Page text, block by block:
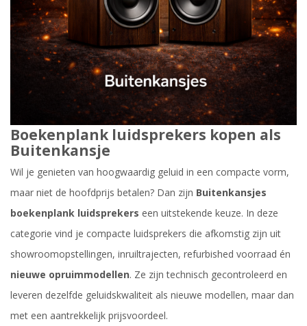
Boekenplank luidsprekers kopen als
Buitenkansje
Wil je genieten van hoogwaardig geluid in een compacte vorm,
maar niet de hoofdprijs betalen? Dan zijn Buitenkansjes
boekenplank luidsprekers een uitstekende keuze. In deze
categorie vind je compacte luidsprekers die afkomstig zijn uit
showroomopstellingen, inruiltrajecten, refurbished voorraad én
nieuwe opruimmodellen. Ze zijn technisch gecontroleerd en
leveren dezelfde geluidskwaliteit als nieuwe modellen, maar dan
met een aantrekkelijk prijsvoordeel.